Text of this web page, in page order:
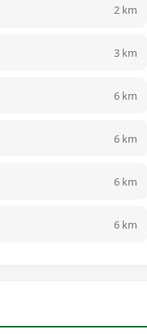
2 km
3 km
6 km
6 km
6 km
6 km